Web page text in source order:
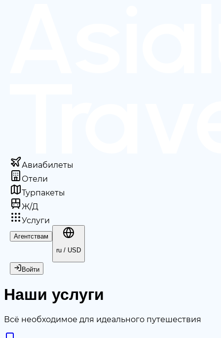
Авиабилеты
Отели
Турпакеты
Ж/Д
Услуги
Агентствам
ru / USD
Войти
Наши услуги
Всё необходимое для идеального путешествия